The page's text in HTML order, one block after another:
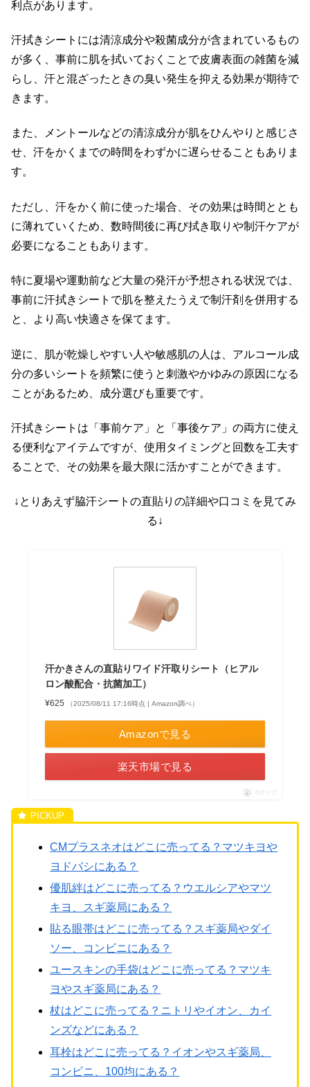
利点があります。
汗拭きシートには清涼成分や殺菌成分が含まれているもの
が多く、事前に肌を拭いておくことで皮膚表面の雑菌を減
らし、汗と混ざったときの臭い発生を抑える効果が期待で
きます。
また、メントールなどの清涼成分が肌をひんやりと感じさ
せ、汗をかくまでの時間をわずかに遅らせることもありま
す。
ただし、汗をかく前に使った場合、その効果は時間ととも
に薄れていくため、数時間後に再び拭き取りや制汗ケアが
必要になることもあります。
特に夏場や運動前など大量の発汗が予想される状況では、
事前に汗拭きシートで肌を整えたうえで制汗剤を併用する
と、より高い快適さを保てます。
逆に、肌が乾燥しやすい人や敏感肌の人は、アルコール成
分の多いシートを頻繁に使うと刺激やかゆみの原因になる
ことがあるため、成分選びも重要です。
汗拭きシートは「事前ケア」と「事後ケア」の両方に使え
る便利なアイテムですが、使用タイミングと回数を工夫す
ることで、その効果を最大限に活かすことができます。
↓とりあえず脇汗シートの直貼りの詳細や口コミを見てみ
る↓
汗かきさんの直貼りワイド汗取りシート（ヒアル
ロン酸配合・抗菌加工）
¥625 （2025/08/11 17:16時点 | Amazon調べ）
Amazonで見る
楽天市場で見る
ポチップ
CMプラスネオはどこに売ってる？マツキヨや
ヨドバシにある？
優肌絆はどこに売ってる？ウエルシアやマツ
キヨ、スギ薬局にある？
貼る眼帯はどこに売ってる？スギ薬局やダイ
ソー、コンビニにある？
ユースキンの手袋はどこに売ってる？マツキ
ヨやスギ薬局にある？
杖はどこに売ってる？ニトリやイオン、カイ
ンズなどにある？
耳栓はどこに売ってる？イオンやスギ薬局、
コンビニ、100均にある？